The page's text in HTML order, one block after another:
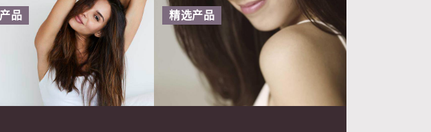
品 精选产品